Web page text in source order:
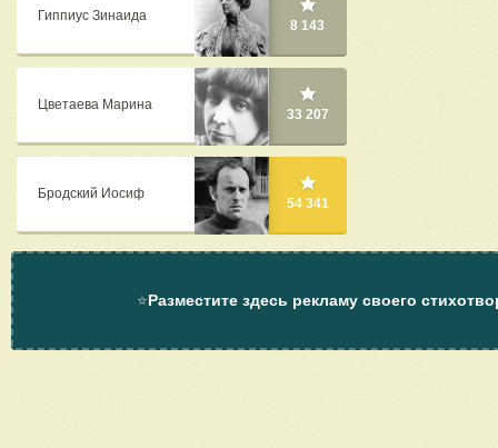
Гиппиус Зинаида
8 143
Цветаева Марина
33 207
Бродский Иосиф
54 341
⭐Разместите здесь рекламу своего